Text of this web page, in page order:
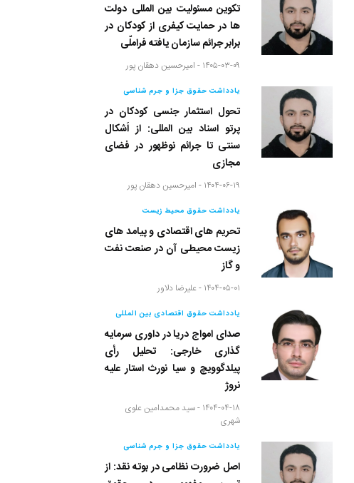
تکوین مسئولیت بین المللی دولت
ها در حمایت کیفری از کودکان در
برابر جرائم سازمان یافته فراملّی
۱۴۰۵-۰۳-۰۹ - امیرحسین دهقان پور
یادداشت حقوق جزا و جرم شناسی
تحول استثمار جنسی کودکان در
پرتو اسناد بین المللی: از اَشکال
سنتی تا جرائم نوظهور در فضای
مجازی
۱۴۰۴-۰۶-۱۹ - امیرحسین دهقان پور
یادداشت حقوق محیط زیست
تحریم های اقتصادی و پیامد های
زیست محیطی آن در صنعت نفت
و گاز
۱۴۰۴-۰۵-۰۱ - علیرضا دلاور
یادداشت حقوق اقتصادی بین المللی
صدای امواج دریا در داوری سرمایه
گذاری خارجی: تحلیل رأی
پیلدگوویچ و سیا نورث استار علیه
نروژ
۱۴۰۴-۰۴-۱۸ - سید محمدامین علوی
شهری
یادداشت حقوق جزا و جرم شناسی
اصل ضرورت نظامی در بوته نقد: از